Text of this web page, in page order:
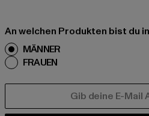
An welchen Produkten bist du
MÄNNER
FRAUEN